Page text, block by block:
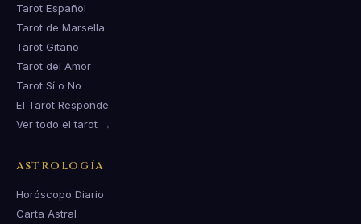
Tarot Español
Tarot de Marsella
Tarot Gitano
Tarot del Amor
Tarot Sí o No
El Tarot Responde
Ver todo el tarot →
ASTROLOGÍA
Horóscopo Diario
Carta Astral